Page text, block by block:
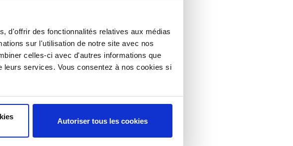
d'offrir des fonctionnalités relatives aux médias
sur l'utilisation de notre site avec nos
celles-ci avec d'autres informations que
services. Vous consentez à nos cookies si
Autoriser tous les cookies